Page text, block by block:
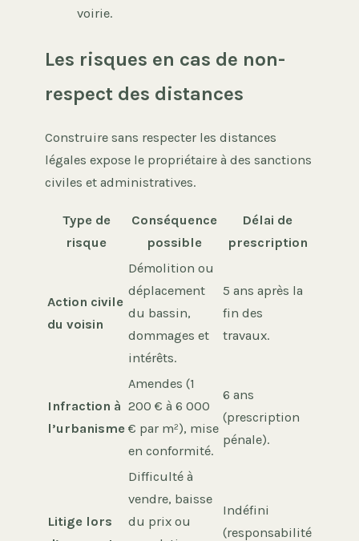
voirie.
Les risques en cas de non-
respect des distances
Construire sans respecter les distances
légales expose le propriétaire à des sanctions
civiles et administratives.
Type de
risque
Conséquence
possible
Délai de
prescription
Action civile
du voisin
Démolition ou
déplacement
du bassin,
dommages et
intérêts.
5 ans après la
fin des
travaux.
Infraction à
l’urbanisme
Amendes (1
200 € à 6 000
€ par m²), mise
en conformité.
6 ans
(prescription
pénale).
Litige lors
Difficulté à
vendre, baisse
du prix ou
Indéfini
(responsabilité